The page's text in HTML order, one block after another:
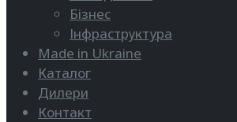
Бізнес
Інфраструктура
Made in Ukraine
Каталог
Дилери
Контакт